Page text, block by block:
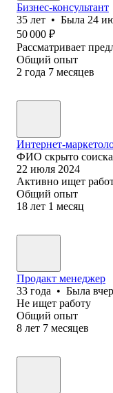
Бизнес-консультант
35 лет • Была 24
50 000 ₽
Рассматривает
Общий опыт
2 года 7 месяцев
Интернет-
ФИО скрыто
22 июля 2024
Активно ищет
Общий опыт
18 лет 1 месяц
Продакт менеджер
33 года • Была
Не ищет работу
Общий опыт
8 лет 7 месяцев